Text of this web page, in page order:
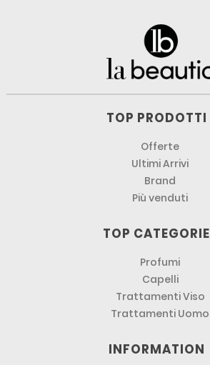
TOP PRODOTTI
Offerte
Ultimi Arrivi
Brand
Più venduti
TOP CATEGORIE
Profumi
Capelli
Trattamenti Viso
Trattamenti Uomo
INFORMATION